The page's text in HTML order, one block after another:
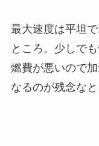
最大速度は平坦
ところ。少しで
燃費が悪いので
なるのが残念なと